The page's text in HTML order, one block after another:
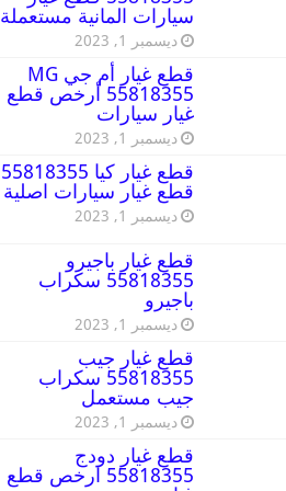
سيارات المانية مستعملة
ديسمبر 1, 2023
قطع غيار أم جي MG
55818355 أرخص قطع
غيار سيارات
ديسمبر 1, 2023
قطع غيار كيا 55818355
قطع غيار سيارات اصلية
ديسمبر 1, 2023
قطع غيار باجيرو
55818355 سكراب
باجيرو
ديسمبر 1, 2023
قطع غيار جيب
55818355 سكراب
جيب مستعمل
ديسمبر 1, 2023
قطع غيار دودج
55818355 ارخص قطع